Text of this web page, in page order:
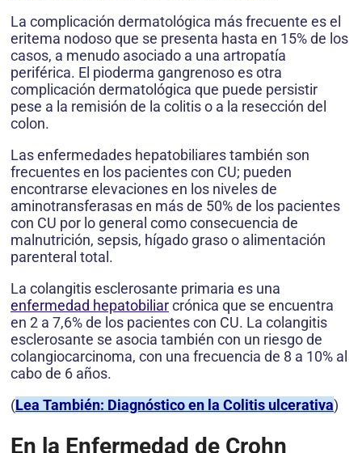
La complicación dermatológica más frecuente es el
eritema nodoso que se presenta hasta en 15% de los
casos, a menudo asociado a una artropatía
periférica. El pioderma gangrenoso es otra
complicación dermatológica que puede persistir
pese a la remisión de la colitis o a la resección del
colon.
Las enfermedades hepatobiliares también son
frecuentes en los pacientes con CU; pueden
encontrarse elevaciones en los niveles de
aminotransferasas en más de 50% de los pacientes
con CU por lo general como consecuencia de
malnutrición, sepsis, hígado graso o alimentación
parenteral total.
La colangitis esclerosante primaria es una
enfermedad hepatobiliarcrónica que se encuentra
en 2 a 7,6% de los pacientes con CU. La colangitis
esclerosante se asocia también con un riesgo de
colangiocarcinoma, con una frecuencia de 8 a 10% al
cabo de 6 años.
(Lea También: Diagnóstico en la Colitis ulcerativa)
En la Enfermedad de Crohn